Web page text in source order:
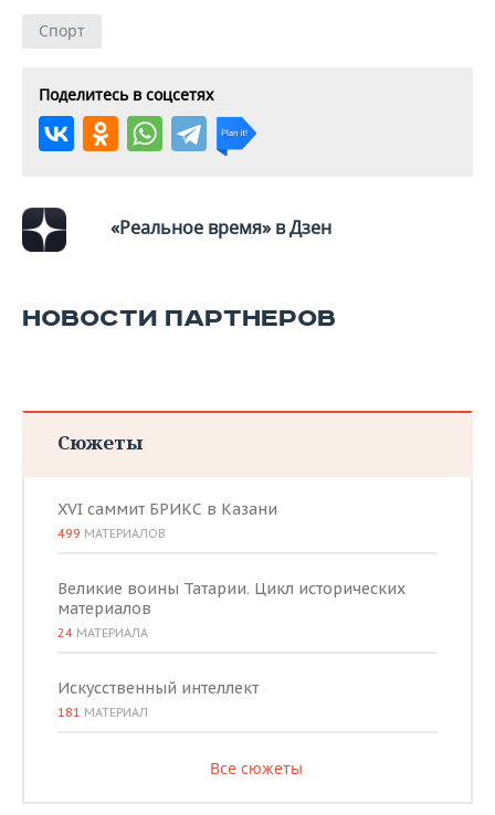
Спорт
Поделитесь в соцсетях
«Реальное время» в Дзен
НОВОСТИ ПАРТНЕРОВ
Сюжеты
XVI саммит БРИКС в Казани
499 МАТЕРИАЛОВ
Великие воины Татарии. Цикл исторических
материалов
24 МАТЕРИАЛА
Искусственный интеллект
181 МАТЕРИАЛ
Все сюжеты